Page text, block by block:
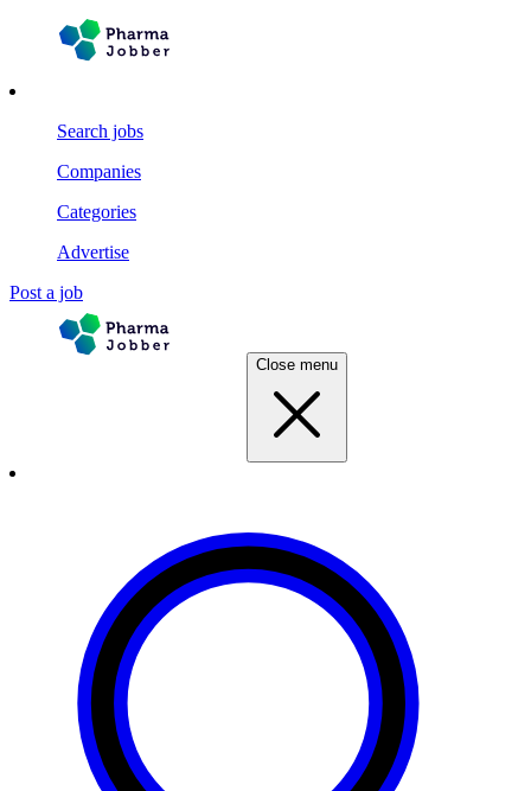
Search jobs
Companies
Categories
Advertise
Post a job
Close menu